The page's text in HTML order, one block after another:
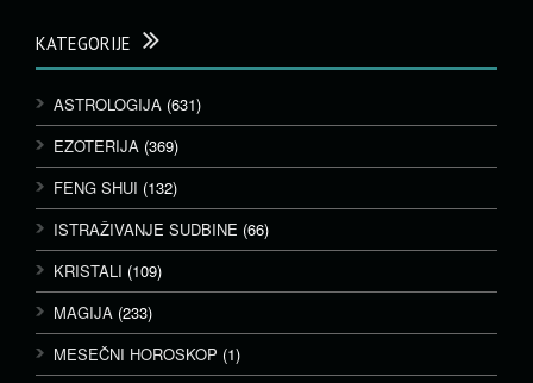
KATEGORIJE
ASTROLOGIJA (631)
EZOTERIJA (369)
FENG SHUI (132)
ISTRAŽIVANJE SUDBINE (66)
KRISTALI (109)
MAGIJA (233)
MESEČNI HOROSKOP (1)